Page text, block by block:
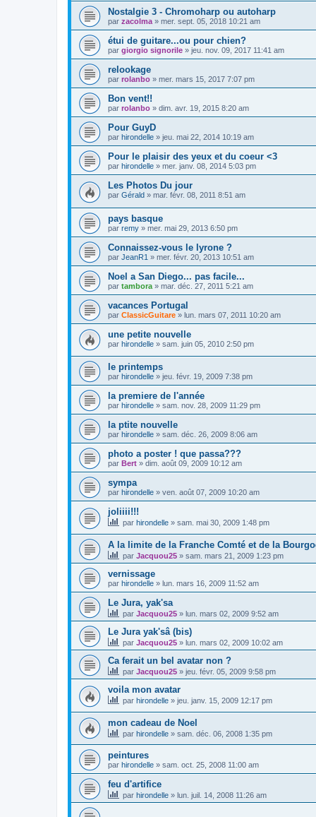
Nostalgie 3 - Chromoharp ou autoharp
par zacolma » mer. sept. 05, 2018 10:21 am
étui de guitare...ou pour chien?
par giorgio signorile » jeu. nov. 09, 2017 11:41 am
relookage
par rolanbo » mer. mars 15, 2017 7:07 pm
Bon vent!!
par rolanbo » dim. avr. 19, 2015 8:20 am
Pour GuyD
par hirondelle » jeu. mai 22, 2014 10:19 am
Pour le plaisir des yeux et du coeur <3
par hirondelle » mer. janv. 08, 2014 5:03 pm
Les Photos Du jour
par Gérald » mar. févr. 08, 2011 8:51 am
pays basque
par remy » mer. mai 29, 2013 6:50 pm
Connaissez-vous le lyrone ?
par JeanR1 » mer. févr. 20, 2013 10:51 am
Noel a San Diego... pas facile...
par tambora » mar. déc. 27, 2011 5:21 am
vacances Portugal
par ClassicGuitare » lun. mars 07, 2011 10:20 am
une petite nouvelle
par hirondelle » sam. juin 05, 2010 2:50 pm
le printemps
par hirondelle » jeu. févr. 19, 2009 7:38 pm
la premiere de l'année
par hirondelle » sam. nov. 28, 2009 11:29 pm
la ptite nouvelle
par hirondelle » sam. déc. 26, 2009 8:06 am
photo a poster ! que passa???
par Bert » dim. août 09, 2009 10:12 am
sympa
par hirondelle » ven. août 07, 2009 10:20 am
joliiii!!!
par hirondelle » sam. mai 30, 2009 1:48 pm
A la limite de la Franche Comté et de la
par Jacquou25 » sam. mars 21, 2009 1:23 pm
vernissage
par hirondelle » lun. mars 16, 2009 11:52 am
Le Jura, yak'sa
par Jacquou25 » lun. mars 02, 2009 9:52 am
Le Jura yak'sâ (bis)
par Jacquou25 » lun. mars 02, 2009 10:02 am
Ca ferait un bel avatar non ?
par Jacquou25 » jeu. févr. 05, 2009 9:58 pm
voila mon avatar
par hirondelle » jeu. janv. 15, 2009 12:17 pm
mon cadeau de Noel
par hirondelle » sam. déc. 06, 2008 1:35 pm
peintures
par hirondelle » sam. oct. 25, 2008 11:00 am
feu d'artifice
par hirondelle » lun. juil. 14, 2008 11:26 am